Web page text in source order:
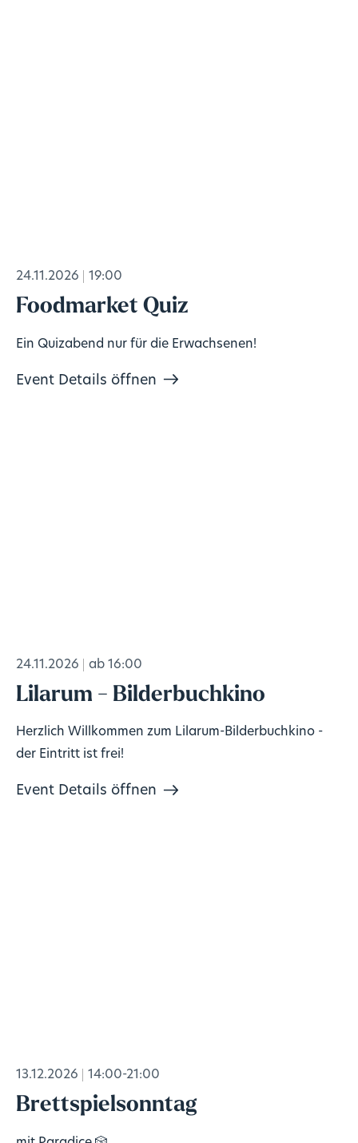
24.11.2026 19:00
Foodmarket Quiz
Ein Quizabend nur für die Erwachsenen!
Event Details öffnen
24.11.2026 ab 16:00
Lilarum - Bilderbuchkino
Herzlich Willkommen zum Lilarum-Bilderbuchkino -
der Eintritt ist frei!
Event Details öffnen
13.12.2026 14:00-21:00
Brettspielsonntag